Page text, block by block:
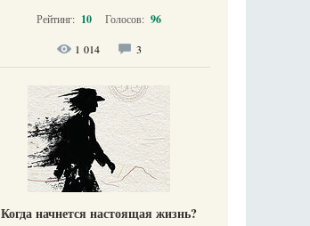
Рейтинг: 10 Голосов: 96
1 014 3
Когда начнется настоящая жизнь?